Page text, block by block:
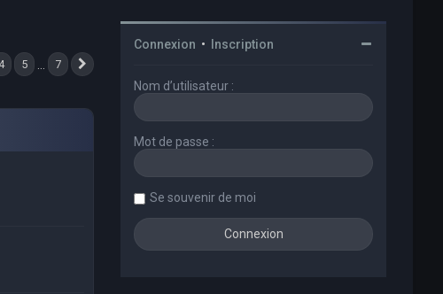
4 5 7
Connexion • Inscription
Nom d’utilisateur :
Mot de passe :
Se souvenir de moi